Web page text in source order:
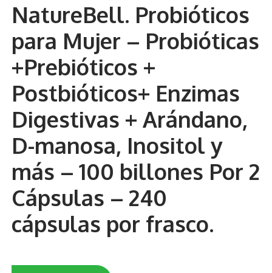
Otros
Antioxidantes
NaturalSlim
Cabello, Piel y Uñas
Sueño
Omega 3 Y Omega 369
Niños
Diabetes
Para Hombres
NatureBell. Probióticos
para Mujer – Probióticas
+Prebióticos +
Postbióticos+ Enzimas
Digestivas + Arándano,
D-manosa, Inositol y
más – 100 billones Por 2
Cápsulas – 240
cápsulas por frasco.